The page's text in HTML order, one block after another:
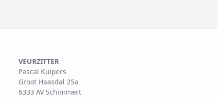
VEURZITTER
Pascal Kuipers
Groot Haasdal 25a
6333 AV Schimmert